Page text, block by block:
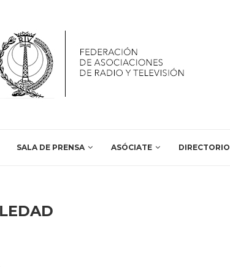
SALA DE PRENSA ASÓCIATE DIRECTORIO